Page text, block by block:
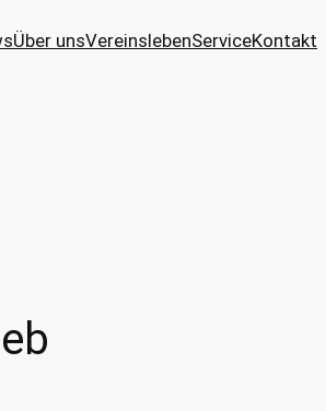
Über unsVereinslebenServiceKontakt